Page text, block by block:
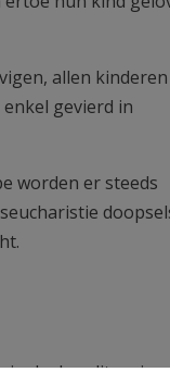
allen
enkel gevierd in
worden er steeds
in de doopliturgie